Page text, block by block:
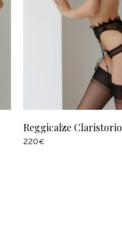
Reggicalze Claristorio
220€